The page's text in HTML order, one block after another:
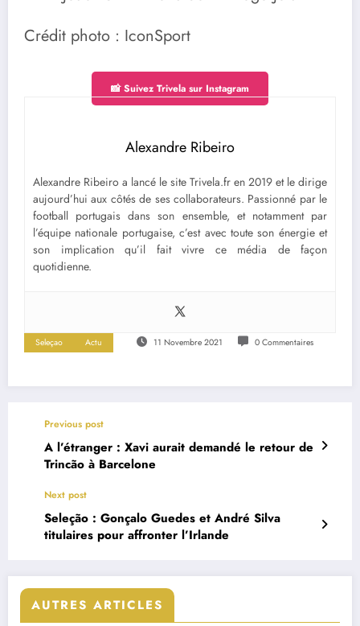
Crédit photo : IconSport
📸 Suivez Trivela sur Instagram
Alexandre Ribeiro
Alexandre Ribeiro a lancé le site Trivela.fr en 2019 et le dirige
aujourd’hui aux côtés de ses collaborateurs. Passionné par le
football portugais dans son ensemble, et notamment par
l’équipe nationale portugaise, c’est avec toute son énergie et
son implication qu’il fait vivre ce média de façon
quotidienne.
Seleçao Actu 11 Novembre 2021 0 Commentaires
Previous post
A l’étranger : Xavi aurait demandé le retour de
Trincão à Barcelone
Next post
Seleção : Gonçalo Guedes et André Silva
titulaires pour affronter l’Irlande
AUTRES ARTICLES